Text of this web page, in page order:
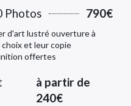
Photos 790€
d'art lustré ouverture à
et leur copie
offertes
à partir de
240€